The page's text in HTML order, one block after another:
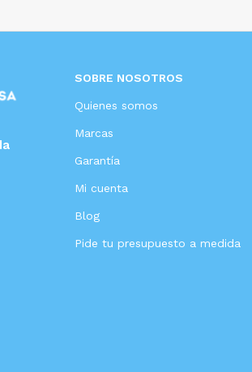
SOBRE NOSOTROS
Quienes somos
Marcas
Garantía
Mi cuenta
Blog
Pide tu presupuesto a medida